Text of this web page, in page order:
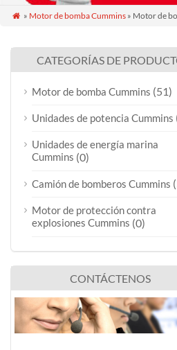
 » Motor de bomba Cummins» Motor de
CATEGORÍAS DE
Motor de bomba Cummins (51)
Unidades de potencia Cummins
Unidades de energía marina
Cummins (0)
Camión de bomberos Cummins
Motor de protección contra
explosiones Cummins (0)
CONTÁCTENOS